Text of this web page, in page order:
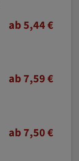
ab 5,44 €
ab 7,59 €
ab 7,50 €